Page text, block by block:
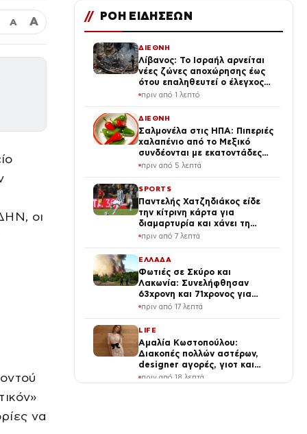
Α Α
οι
να
// ΡΟΗ ΕΙΔΗΣΕΩΝ
ΔΙΕΘΝΗ
Λίβανος: Το Ισραήλ αρνείται
νέες ζώνες αποχώρησης έως
ότου επαληθευτεί ο έλεγχος
από τον λιβανικό στρατό
πριν από 1 λεπτό
ΔΙΕΘΝΗ
Σαλμονέλα στις ΗΠΑ: Πιπεριές
χαλαπένιο από το Μεξικό
συνδέονται με εκατοντάδες
κρούσματα
πριν από 5 λεπτά
SPORTS
Παντελής Χατζηδιάκος είδε
την κίτρινη κάρτα για
διαμαρτυρία και χάνει τη
ρεβάνς του ΠΑΟΚ με την
πριν από 7 λεπτά
ΕΛΛΑΔΑ
Φωτιές σε Σκύρο και
Λακωνία: Συνελήφθησαν
63χρονη και 71χρονος για
εμπρησμό από αμέλεια
πριν από 17 λεπτά
LIFE
Αμαλία Κωστοπούλου:
Διακοπές πολλών αστέρων,
designer αγορές, γιοτ και
κατακόκκινο μπικίνι
(φωτογραφίες)
πριν από 18 λεπτά